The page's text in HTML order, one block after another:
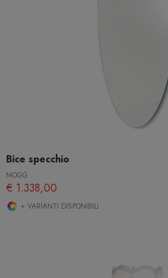
Bice specchio
MOGG
€ 1.338,00
+ VARIANTI DISPONIBILI